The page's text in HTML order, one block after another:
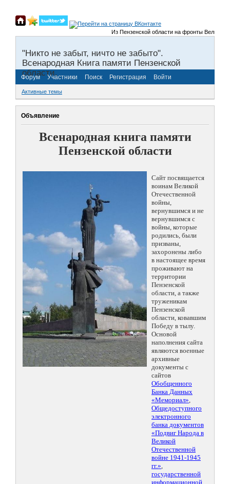
Из Пензенской области на фронты Великой
"Никто не забыт, ничто не забыто".
Всенародная Книга памяти Пензенской
области.
Форум Участники Поиск Регистрация Войти
Активные темы
Объявление
Всенародная книга памяти
Пензенской области
Сайт посвящается
воинам Великой
Отечественной
войны,
вернувшимся и не
вернувшимся с
войны, которые
родились, были
призваны,
захоронены либо
в настоящее время
проживают на
территории
Пензенской
области, а также
труженикам
Пензенской
области, ковавшим
Победу в тылу.
Основой
наполнения сайта
являются военные
архивные
документы с
сайтов
Обобщенного
Банка Данных
«Мемориал»,
Общедоступного
электронного
банка документов
«Подвиг Народа в
Великой
Отечественной
войне 1941-1945
гг.»,
государственной
информационной